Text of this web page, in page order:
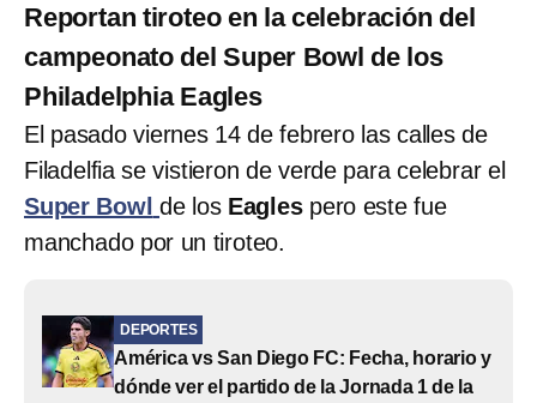
Reportan tiroteo en la celebración del
campeonato del Super Bowl de los
Philadelphia Eagles
El pasado viernes 14 de febrero las calles de
Filadelfia se vistieron de verde para celebrar el
Super Bowl de los Eagles pero este fue
manchado por un tiroteo.
DEPORTES
América vs San Diego FC: Fecha, horario y
dónde ver el partido de la Jornada 1 de la